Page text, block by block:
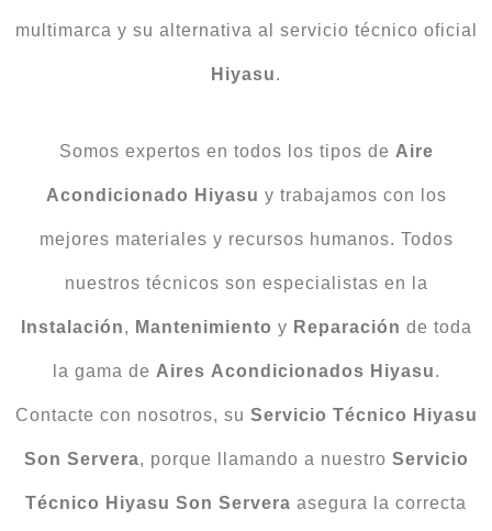
multimarca y su alternativa al servicio técnico oficial
Hiyasu.
Somos expertos en todos los tipos de Aire
Acondicionado Hiyasu y trabajamos con los
mejores materiales y recursos humanos. Todos
nuestros técnicos son especialistas en la
Instalación, Mantenimiento y Reparación de toda
la gama de Aires Acondicionados Hiyasu.
Contacte con nosotros, su Servicio Técnico Hiyasu
Son Servera, porque llamando a nuestro Servicio
Técnico Hiyasu Son Servera asegura la correcta